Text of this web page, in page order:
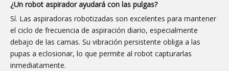
¿Un robot aspirador ayudará con las pulgas?
Sí. Las aspiradoras robotizadas son excelentes para mantener
el ciclo de frecuencia de aspiración diario, especialmente
debajo de las camas. Su vibración persistente obliga a las
pupas a eclosionar, lo que permite al robot capturarlas
inmediatamente.